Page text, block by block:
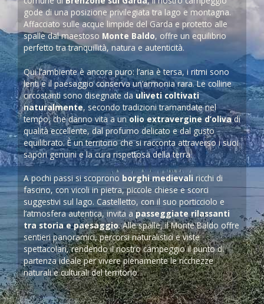
gode di una posizione privilegiata tra lago e montagna.
Affacciato sulle acque limpide del Garda e protetto alle
spalle dal maestoso Monte Baldo, offre un equilibrio
perfetto tra tranquillità, natura e autenticità.
Qui l’ambiente è ancora puro: l’aria è tersa, i ritmi sono
lenti e il paesaggio conserva un’armonia rara. Le colline
circostanti sono disegnate da uliveti coltivati
naturalmente, secondo tradizioni tramandate nel
tempo, che danno vita a unolio extravergine d’olivadi
qualità eccellente, dal profumo delicato e dal gusto
equilibrato. È un territorio che si racconta attraverso i suoi
sapori genuini e la cura rispettosa della terra.
A pochi passi si scoprono borghi medievali ricchi di
fascino, con vicoli in pietra, piccole chiese e scorci
suggestivi sul lago. Castelletto, con il suo porticciolo e
l’atmosfera autentica, invita a passeggiate rilassanti
tra storia e paesaggio. Alle spalle, il Monte Baldo offre
sentieri panoramici, percorsi naturalistici e viste
spettacolari, rendendo il nostro campeggio il punto di
partenza ideale per vivere pienamente le ricchezze
naturali e culturali del territorio.